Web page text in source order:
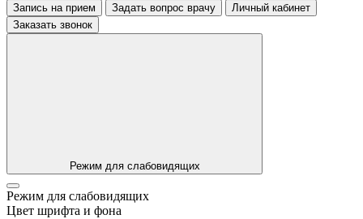
Запись на прием Задать вопрос врачу
Личный кабинет
Заказать звонок
Режим для слабовидящих
Режим для слабовидящих
Цвет шрифта и фона